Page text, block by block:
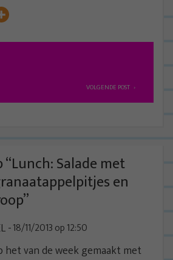
VOLGENDE POST
Lunch: Salade met
en
”
18/11/2013 op 12:50
het van de week gemaakt met